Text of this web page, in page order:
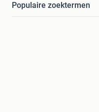
Populaire zoektermen